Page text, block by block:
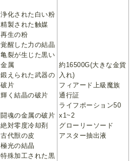
浄化された白い粉
精製された触媒
再生の粉
覚醒した力の結晶
亀裂が生じた黒い
金属
鍛えられた武器の
破片
輝く結晶の破片
闘魂の金属の破片
絶対零度冷却剤
古代獣の皮
極光の結晶
特殊加工された黒
約16500G(大きな金貨
入れ)
フィアード上級魔族
通行証
ライフポーション50
x1~2
グローリーソード
アスター抽出液